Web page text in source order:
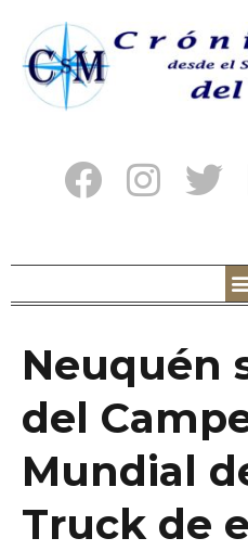
Neuquén
del
Mundial
Truck de